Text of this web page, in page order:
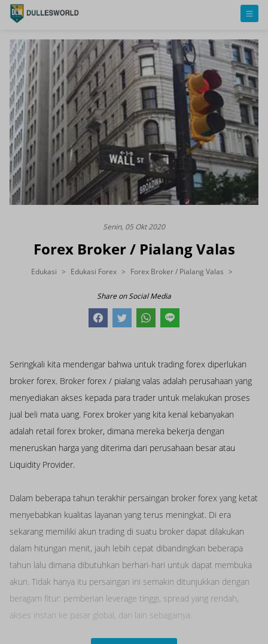
Senin, 05 Okt 2020
Forex Broker / Pialang Valas
Edukasi Edukasi Forex Forex Broker / Pialang Valas
Share on Social Media
Seringkali kita mendengar bahwa untuk trading forex diperlukan
broker forex. Broker forex / pialang valas adalah perusahaan yang
menyediakan akses kepada para trader untuk melakukan proses
jual beli mata uang. Forex broker yang kita kenal kebanyakan
adalah retail forex broker, dimana mereka bekerja dengan
meneruskan harga yang diterima dari perusahaan besar atau
Liquidity Provider.
Dalam beberapa tahun terakhir persaingan broker forex yang ketat
menyebabkan kualitas layanan yang terus meningkat. Di era
sekarang memiliki akun trading di suatu broker dapat dilakukan
dalam hitungan menit, jauh lebih cepat dibandingkan beberapa
tahun lalu dimana dibutuhkan berhari-hari untuk dapat membuka
akun. Tidak hanya itu persaingan ini semakin ditunjukkan dengan
beragam fitur: pemberian leverage tinggi, spread yang rendah,
akses instan ke pasar global, dan lain sebagainya.